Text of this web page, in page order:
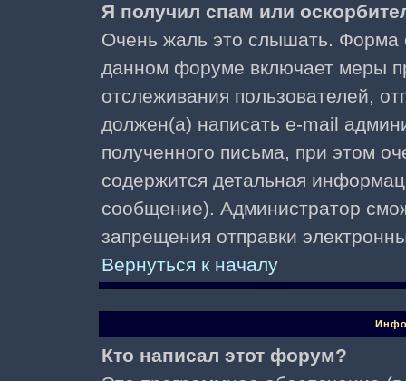
Я получил спам или
Очень жаль это слышать. Форма
данном форуме включает меры
отслеживания пользователей,
должен(а) написать e-mail
полученного письма, при этом
содержится детальная
сообщение). Администратор
запрещения отправки
Вернуться к началу
Кто написал этот форум?